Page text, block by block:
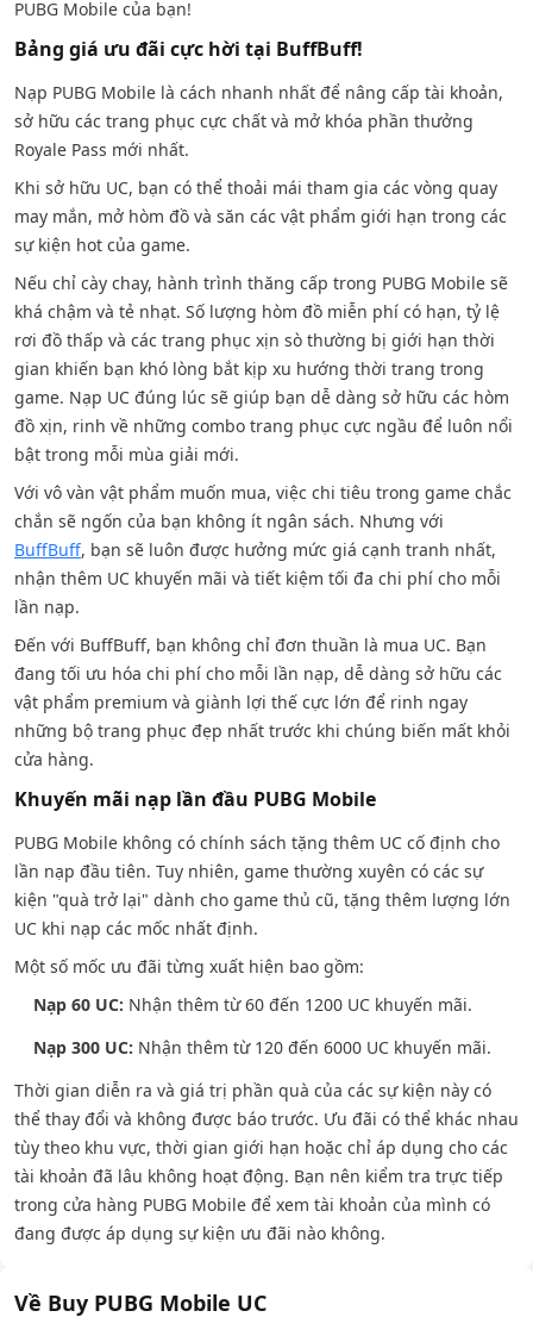
PUBG Mobile của bạn!
Bảng giá ưu đãi cực hời tại BuffBuff!
Nạp PUBG Mobile là cách nhanh nhất để nâng cấp tài khoản,
sở hữu các trang phục cực chất và mở khóa phần thưởng
Royale Pass mới nhất.
Khi sở hữu UC, bạn có thể thoải mái tham gia các vòng quay
may mắn, mở hòm đồ và săn các vật phẩm giới hạn trong các
sự kiện hot của game.
Nếu chỉ cày chay, hành trình thăng cấp trong PUBG Mobile sẽ
khá chậm và tẻ nhạt. Số lượng hòm đồ miễn phí có hạn, tỷ lệ
rơi đồ thấp và các trang phục xịn sò thường bị giới hạn thời
gian khiến bạn khó lòng bắt kịp xu hướng thời trang trong
game. Nạp UC đúng lúc sẽ giúp bạn dễ dàng sở hữu các hòm
đồ xịn, rinh về những combo trang phục cực ngầu để luôn nổi
bật trong mỗi mùa giải mới.
Với vô vàn vật phẩm muốn mua, việc chi tiêu trong game chắc
chắn sẽ ngốn của bạn không ít ngân sách. Nhưng với
BuffBuff, bạn sẽ luôn được hưởng mức giá cạnh tranh nhất,
nhận thêm UC khuyến mãi và tiết kiệm tối đa chi phí cho mỗi
lần nạp.
Đến với BuffBuff, bạn không chỉ đơn thuần là mua UC. Bạn
đang tối ưu hóa chi phí cho mỗi lần nạp, dễ dàng sở hữu các
vật phẩm premium và giành lợi thế cực lớn để rinh ngay
những bộ trang phục đẹp nhất trước khi chúng biến mất khỏi
cửa hàng.
Khuyến mãi nạp lần đầu PUBG Mobile
PUBG Mobile không có chính sách tặng thêm UC cố định cho
lần nạp đầu tiên. Tuy nhiên, game thường xuyên có các sự
kiện "quà trở lại" dành cho game thủ cũ, tặng thêm lượng lớn
UC khi nạp các mốc nhất định.
Một số mốc ưu đãi từng xuất hiện bao gồm:
Nạp 60 UC: Nhận thêm từ 60 đến 1200 UC khuyến mãi.
Nạp 300 UC: Nhận thêm từ 120 đến 6000 UC khuyến mãi.
Thời gian diễn ra và giá trị phần quà của các sự kiện này có
thể thay đổi và không được báo trước. Ưu đãi có thể khác nhau
tùy theo khu vực, thời gian giới hạn hoặc chỉ áp dụng cho các
tài khoản đã lâu không hoạt động. Bạn nên kiểm tra trực tiếp
trong cửa hàng PUBG Mobile để xem tài khoản của mình có
đang được áp dụng sự kiện ưu đãi nào không.
Về Buy PUBG Mobile UC